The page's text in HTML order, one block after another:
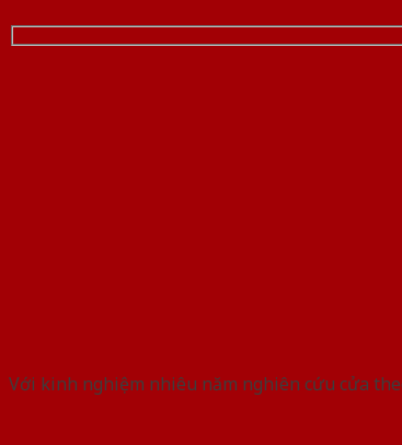
Với kinh nghiệm nhiêu năm nghiên cứu cửa